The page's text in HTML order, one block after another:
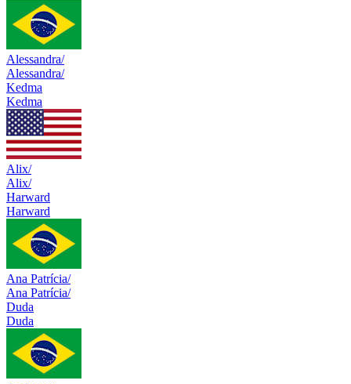
Alessandra/
Alessandra/
Kedma
Kedma
Alix/
Alix/
Harward
Harward
Ana Patrícia/
Ana Patrícia/
Duda
Duda